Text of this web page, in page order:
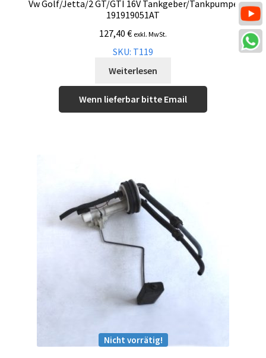
Vw Golf/Jetta/2 GT/GTI 16V Tankgeber/Tankpumpe
191919051AT
127,40 € exkl. MwSt.
SKU: T119
Weiterlesen
Wenn lieferbar bitte Email
Nicht vorrätig!